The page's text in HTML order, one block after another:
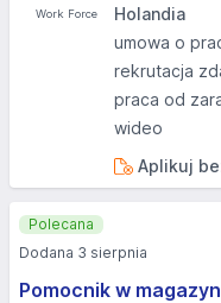
Holandia
umowa o
rekrutacja
praca od
wideo
Aplikuj
Pomocnik w
Polecana
Dodana 3 sierpnia